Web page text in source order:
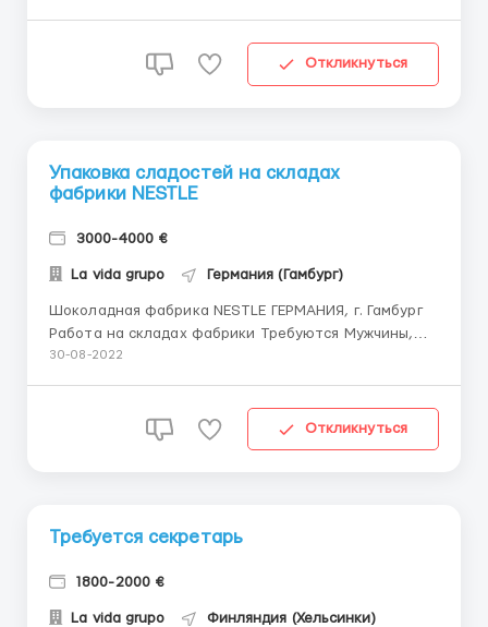
контейнера берут автокаром поддоны на
перегрузку и переупаковку 💰 Оп...
Откликнуться
Упаковка сладостей на складах
фабрики NESTLE
3000-4000 €
La vida grupo Германия (Гамбург)
Шоколадная фабрика NESTLE ГЕРМАНИЯ, г. Гамбург
Работа на складах фабрики Требуются Мужчины,
женщины и семейные пары до 50 лет. Суть работы:
ставим на палеты. Работа в быстром темпе
30-08-2022
Откликнуться
Требуется секретарь
1800-2000 €
La vida grupo Финляндия (Хельсинки)